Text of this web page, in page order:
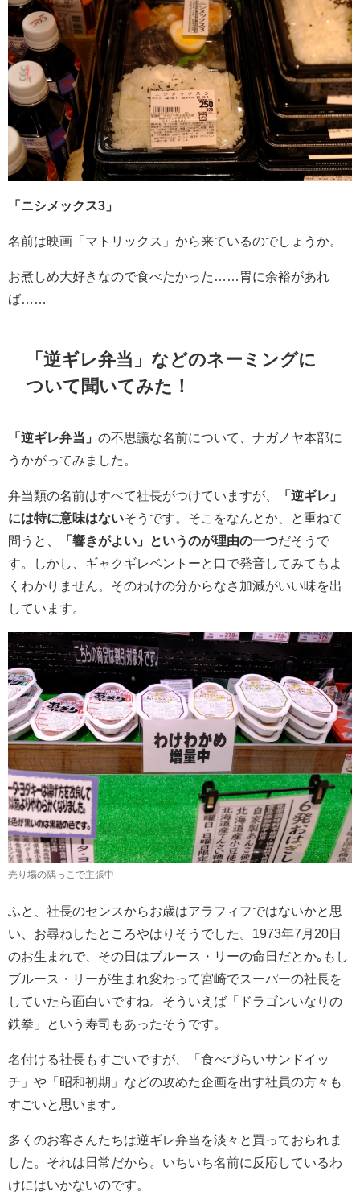
「ニシメックス3」
名前は映画「マトリックス」から来ているのでしょうか。
お煮しめ大好きなので食べたかった……胃に余裕があれ
ば……
「逆ギレ弁当」 などのネーミングに
ついて聞いてみた！
「逆ギレ弁当」 の不思議な名前について、ナガノヤ本部に
うかがってみました。
弁当類の名前はすべて社長がつけていますが、
「逆ギレ」
には特に意味はないそうです。そこをなんとか、と重ねて
問うと、
「響きがよい」というのが理由の一つだそうで
す。しかし、ギャクギレベントーと口で発音してみてもよ
くわかりません。そのわけの分からなさ加減がいい味を出
しています。
売り場の隅っこで主張中
ふと、社長のセンスからお歳はアラフィフではないかと思
い、お尋ねしたところやはりそうでした。1973年7月20日
のお生まれで、その日はブルース・リーの命日だとか｡もし
ブルース・リーが生まれ変わって宮崎でスーパーの社長を
していたら面白いですね。そういえば「ドラゴンいなりの
鉄拳」という寿司もあったそうです。
名付ける社長もすごいですが、「食べづらいサンドイッ
チ」や「昭和初期」などの攻めた企画を出す社員の方々も
すごいと思います｡
多くのお客さんたちは逆ギレ弁当を淡々と買っておられま
した。それは日常だから。いちいち名前に反応しているわ
けにはいかないのです。